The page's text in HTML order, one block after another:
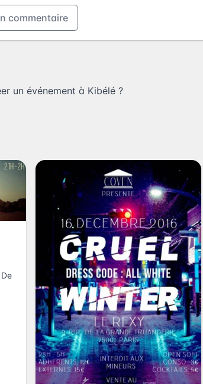
commentaire
un événement à Kibélé ?